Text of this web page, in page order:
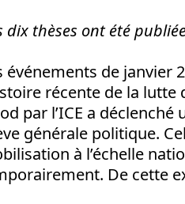
dix thèses ont été
événements de janvier
récente de la lutte
par l’ICE a
générale politique.
à l’échelle
De cette